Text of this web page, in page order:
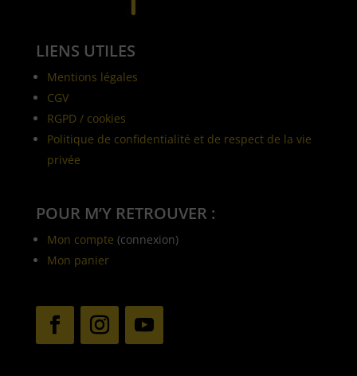
LIENS UTILES
Mentions légales
CGV
RGPD / cookies
Politique de confidentialité et de respect de la vie
privée
POUR M’Y RETROUVER :
Mon compte (connexion)
Mon panier